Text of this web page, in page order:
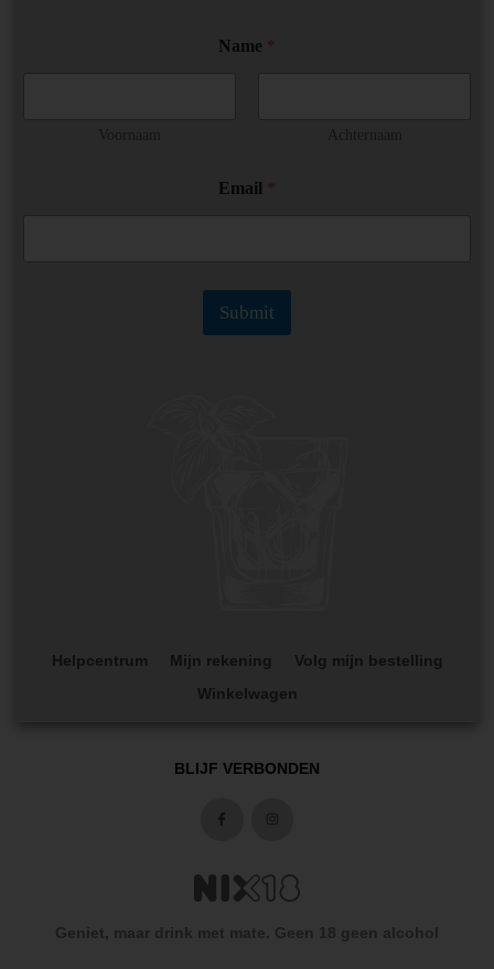
Name
a
e
*
Email
Submit
Helpcentrum Mijn rekening
Volg mijn bestelling
Winkelwagen
BLIJF VERBONDEN
Geniet, maar drink met mate. Geen 18 geen alcohol